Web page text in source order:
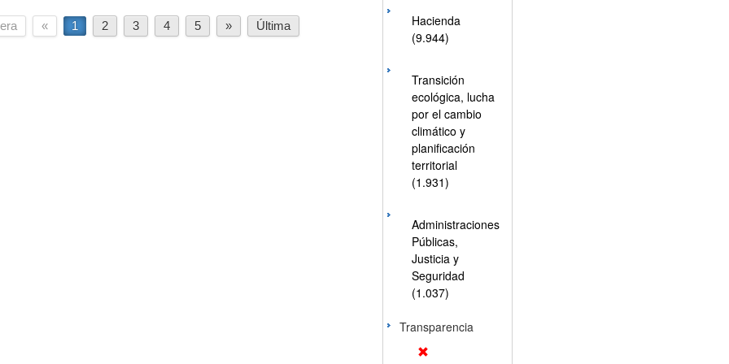
« 1 2 3 4 5 » Última
Hacienda
(9.944)
Transición
ecológica, lucha
por el cambio
climático y
planificación
territorial
(1.931)
Administraciones
Públicas,
Justicia y
Seguridad
(1.037)
Transparencia